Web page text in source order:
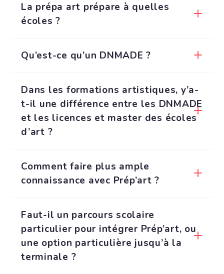
La prépa art prépare à quelles
écoles ?
Qu’est-ce qu’un DNMADE ?
Dans les formations artistiques, y’a-
t-il une différence entre les DNMADE
et les licences et master des écoles
d’art ?
Comment faire plus ample
connaissance avec Prép’art ?
Faut-il un parcours scolaire
particulier pour intégrer Prép’art, ou
une option particulière jusqu’à la
terminale ?